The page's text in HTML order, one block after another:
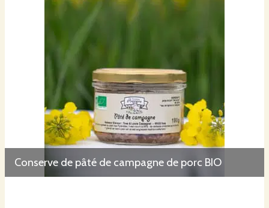
Conserve de pâté de campagne de porc BIO